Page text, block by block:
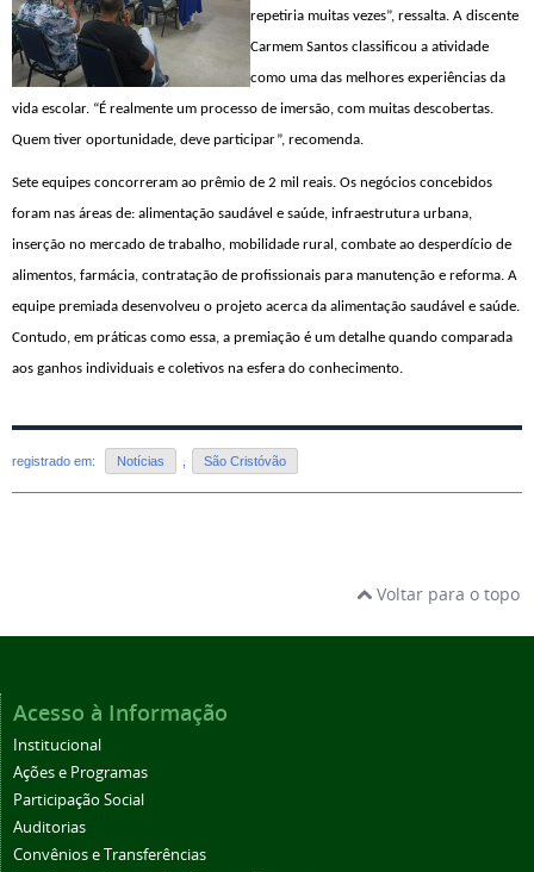
repetiria muitas vezes”, ressalta. A discente
Carmem Santos classificou a atividade
como uma das melhores experiências da
vida escolar. “É realmente um processo de imersão, com muitas descobertas.
Quem tiver oportunidade, deve participar”, recomenda.
Sete equipes concorreram ao prêmio de 2 mil reais. Os negócios concebidos
foram nas áreas de: alimentação saudável e saúde, infraestrutura urbana,
inserção no mercado de trabalho, mobilidade rural, combate ao desperdício de
alimentos, farmácia, contratação de profissionais para manutenção e reforma. A
equipe premiada desenvolveu o projeto acerca da alimentação saudável e saúde.
Contudo, em práticas como essa, a premiação é um detalhe quando comparada
aos ganhos individuais e coletivos na esfera do conhecimento.
registrado em: Notícias São Cristóvão
Voltar para o topo
Acesso à Informação
Institucional
Ações e Programas
Participação Social
Auditorias
Convênios e Transferências